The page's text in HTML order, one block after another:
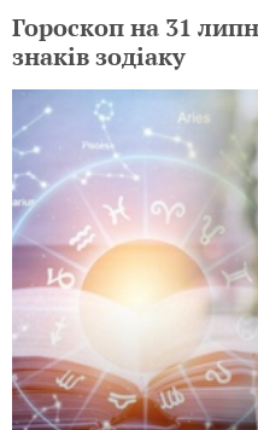
Гороскоп на 31
знаків зодіаку